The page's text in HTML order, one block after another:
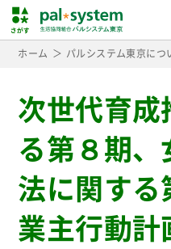
ホーム パルシステム東京につ
次世代育
る第８期
法に関す
業主行動計